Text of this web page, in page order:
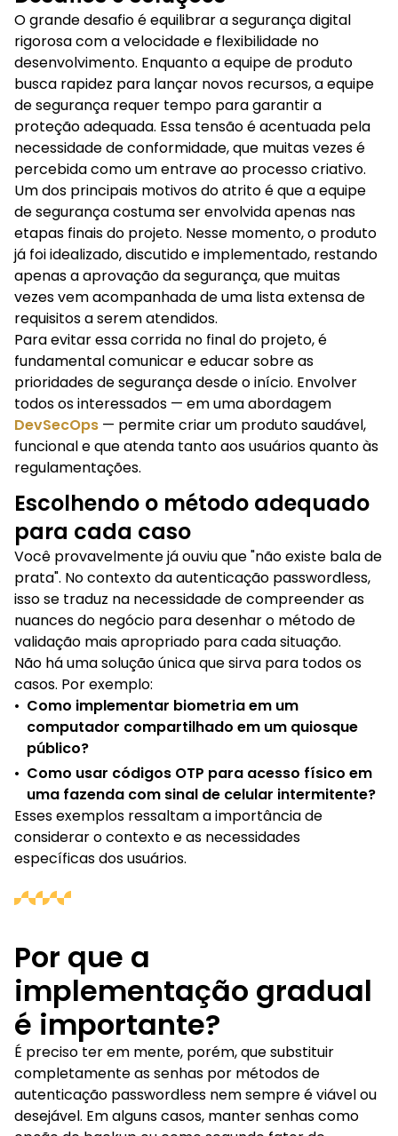
O grande desafio é equilibrar a segurança digital
rigorosa com a velocidade e flexibilidade no
desenvolvimento. Enquanto a equipe de produto
busca rapidez para lançar novos recursos, a equipe
de segurança requer tempo para garantir a
proteção adequada. Essa tensão é acentuada pela
necessidade de conformidade, que muitas vezes é
percebida como um entrave ao processo criativo.
Um dos principais motivos do atrito é que a equipe
de segurança costuma ser envolvida apenas nas
etapas finais do projeto. Nesse momento, o produto
já foi idealizado, discutido e implementado, restando
apenas a aprovação da segurança, que muitas
vezes vem acompanhada de uma lista extensa de
requisitos a serem atendidos.
Para evitar essa corrida no final do projeto, é
fundamental comunicar e educar sobre as
prioridades de segurança desde o início. Envolver
todos os interessados — em uma abordagem
DevSecOps — permite criar um produto saudável,
funcional e que atenda tanto aos usuários quanto às
regulamentações.
Escolhendo o método adequado
para cada caso
Você provavelmente já ouviu que "não existe bala de
prata". No contexto da autenticação passwordless,
isso se traduz na necessidade de compreender as
nuances do negócio para desenhar o método de
validação mais apropriado para cada situação.
Não há uma solução única que sirva para todos os
casos. Por exemplo:
• Como implementar biometria em um
computador compartilhado em um quiosque
público?
• Como usar códigos OTP para acesso físico em
uma fazenda com sinal de celular intermitente?
Esses exemplos ressaltam a importância de
considerar o contexto e as necessidades
específicas dos usuários.
Por que a
implementação gradual
é importante?
É preciso ter em mente, porém, que substituir
completamente as senhas por métodos de
autenticação passwordless nem sempre é viável ou
desejável. Em alguns casos, manter senhas como